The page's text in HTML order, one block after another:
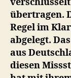
übertragen.
Regel im
abgelegt.
aus
diesen